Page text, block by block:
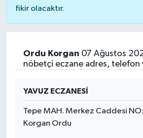
fikir olacaktır.
Ordu Korgan 07 Ağustos
nöbetçi eczane adres, telefon
YAVUZ ECZANESİ
Tepe MAH. Merkez Caddesi
Korgan Ordu